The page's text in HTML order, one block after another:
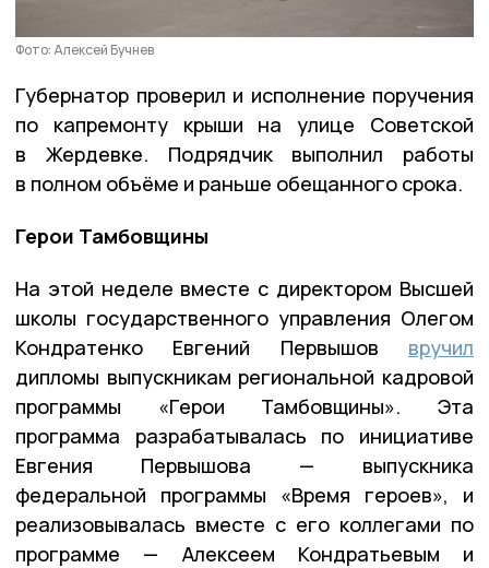
Фото: Алексей Бучнев
Губернатор проверил и исполнение поручения
по капремонту крыши на улице Советской
в Жердевке. Подрядчик выполнил работы
в полном объёме и раньше обещанного срока.
Герои Тамбовщины
На этой неделе вместе с директором Высшей
школы государственного управления Олегом
Кондратенко Евгений Первышов вручил
дипломы выпускникам региональной кадровой
программы «Герои Тамбовщины». Эта
программа разрабатывалась по инициативе
Евгения Первышова — выпускника
федеральной программы «Время героев», и
реализовывалась вместе с его коллегами по
программе — Алексеем Кондратьевым и